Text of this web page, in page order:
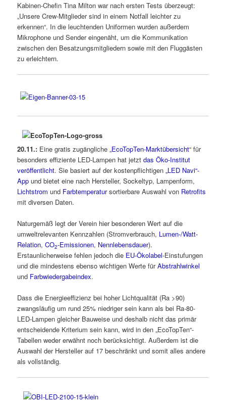
Kabinen-Chefin Tina Milton war nach ersten Tests überzeugt:
„Unsere Crew-Mitglieder sind in einem Notfall leichter zu
erkennen“. In die leuchtenden Uniformen wurden außerdem
Mikrophone und Sender eingenäht, um die Kommunikation
zwischen den Besatzungsmitgliedern sowie mit den Fluggästen
zu erleichtern.
20.11.: Eine gratis zugängliche „EcoTopTen-Marktübersicht“ für
besonders effiziente LED-Lampen hat jetztdas Öko-Institut
veröffentlicht. Sie basiert auf der kostenpflichtigen„LED Navi“-
App und bietet eine nach Hersteller, Sockeltyp, Lampenform,
Lichtstrom und Farbtemperatursortierbare Auswahl von Retrofits
mit diversen Daten.
Naturgemäß legt der Verein hier besonderen Wert auf die
umweltrelevanten Kennzahlen (Stromverbrauch, Lumen-/Watt-
Relation,CO2-Emissionen, Nennlebensdauer).
Erstaunlicherweise fehlen jedoch die EU-Ökolabel-Einstufungen
und die mindestens ebenso wichtigen Werte fürAbstrahlwinkel
und Farbwiedergabeindex.
Dass die Energieeffizienz bei hoher Lichtqualität (Ra >90)
zwangsläufig um rund 25% niedriger sein kann als bei Ra-80-
LED-Lampen gleicher Bauweise und deshalb nicht das primär
entscheidende Kriterium sein kann, wird in den „EcoTopTen“-
Tabellen weder erwähnt noch berücksichtigt. Außerdem ist die
Auswahl der Hersteller auf 17 beschränkt und somit alles andere
als vollständig.